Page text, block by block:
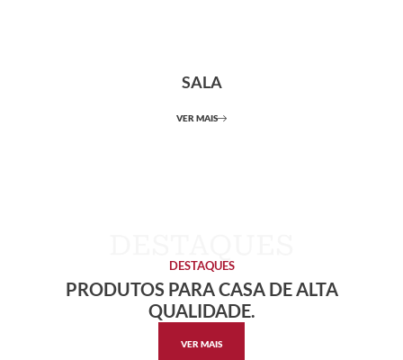
SALA
VER MAIS
DESTAQUES
PRODUTOS PARA CASA DE ALTA
QUALIDADE.
VER MAIS